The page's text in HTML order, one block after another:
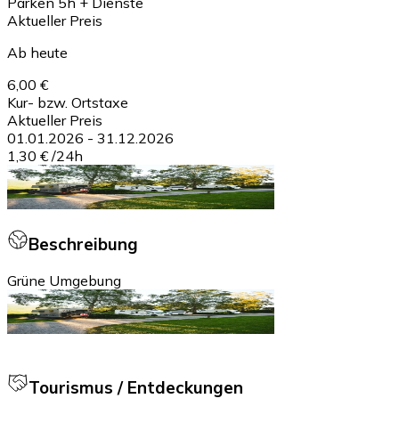
Aktueller Preis
Ab heute
6,00 €
Kur- bzw. Ortstaxe
Aktueller Preis
01.01.2026 - 31.12.2026
1,30 € /24h
Beschreibung
Grüne Umgebung
Tourismus / Entdeckungen